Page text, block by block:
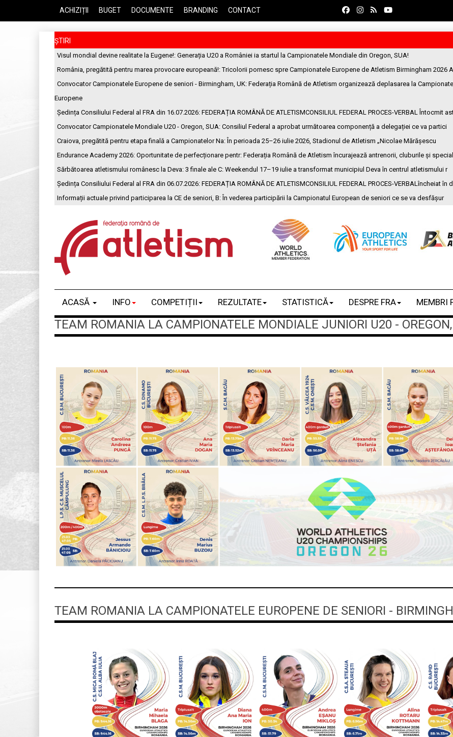
ACHIZIȚII BUGET DOCUMENTE BRANDING CONTACT
ȘTIRI
Visul mondial devine realitate la Eugene!: Generația U20 a României ia startul la Campionatele Mondiale din Oregon, SUA!
România, pregătită pentru marea provocare europeană!: Tricolorii pornesc spre Campionatele Europene de Atletism Birmingham 2026
Convocator Campionatele Europene de seniori - Birmingham, UK: Federația Română de Atletism organizează deplasarea la
Europene
Ședința Consiliului Federal al FRA din 16.07.2026: FEDERAȚIA ROMÂNĂ DE ATLETISMCONSILIUL FEDERAL PROCES-VERBAL Întocmit
Convocator Campionatele Mondiale U20 - Oregon, SUA: Consiliul Federal a aprobat următoarea componență a delegației ce va partici
Craiova, pregătită pentru etapa finală a Campionatelor Na: În perioada 25–26 iulie 2026, Stadionul de Atletism „Nicolae Mărășescu
Endurance Academy 2026: Oportunitate de perfecționare pentr: Federația Română de Atletism încurajează antrenorii, cluburile și
Sărbătoarea atletismului românesc la Deva: 3 finale ale C: Weekendul 17–19 iulie a transformat municipiul Deva în centrul atletismului r
Ședința Consiliului Federal al FRA din 06.07.2026: FEDERAȚIA ROMÂNĂ DE ATLETISMCONSILIUL FEDERAL PROCES-VERBALîncheiat în
Informații actuale privind participarea la CE de seniori, B: În vederea participării la Campionatul European de seniori ce se va desfășur
ACASĂ INFO COMPETIȚII REZULTATE STATISTICĂ DESPRE FRA MEMBRI
TEAM ROMANIA LA CAMPIONATELE MONDIALE JUNIORI U20 -
TEAM ROMANIA LA CAMPIONATELE EUROPENE DE SENIORI -